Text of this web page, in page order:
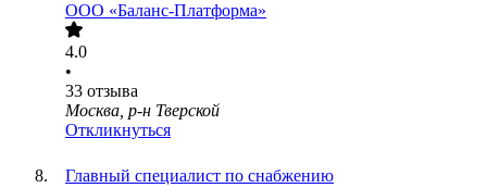
ООО «Баланс-Платформа»
4.0
•
33 отзыва
Москва, р-н Тверской
Откликнуться
Главный специалист по снабжению